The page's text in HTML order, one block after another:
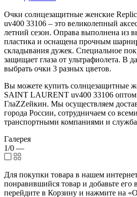
Очки солнцезащитные женские
uv400 33106 – это великолепный
летний сезон. Оправа выполнена из
пластика и оснащена прочным
складывания дужек. Специальное
защищает глаза от ультрафиолета. В
выбрать очки 3 разных цветов.
Вы можете купить солнцезащитные
SAINT LAURENT uv400 33106 оптом
ГлаZZейкин. Мы осуществляем
города России, сотрудничаем со
транспортными компаниями и
Галерея
1/0 —
Для покупки товара в нашем
понравившийся товар и добавьте его
перейдите в Корзину и нажмите на